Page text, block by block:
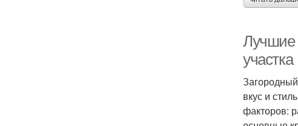
Лучшие
участка
вкус и
факторов: